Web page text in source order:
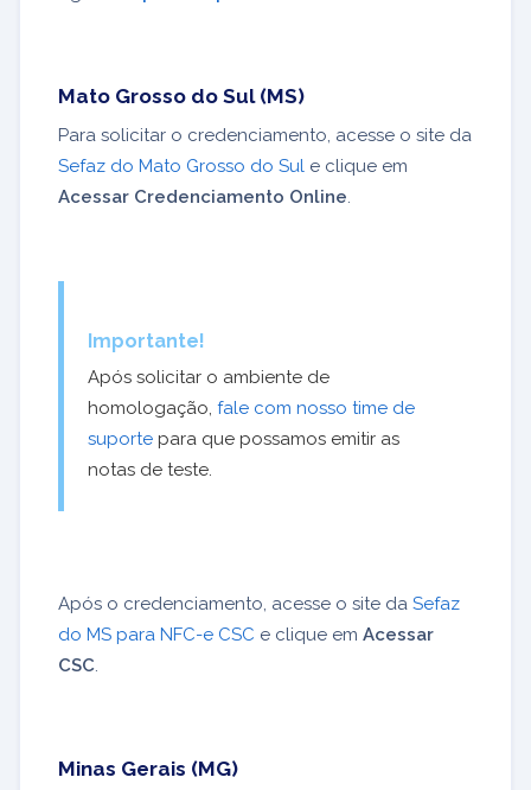
Mato Grosso do Sul (MS)
Para solicitar o credenciamento, acesse o site da
Sefaz do Mato Grosso do Sul e clique em
Acessar Credenciamento Online.
Importante!
Após solicitar o ambiente de
homologação, fale com nosso time de
suporte para que possamos emitir as
notas de teste.
Após o credenciamento, acesse o site da Sefaz
do MS para NFC-e CSC e clique em Acessar
CSC
Minas Gerais (MG)